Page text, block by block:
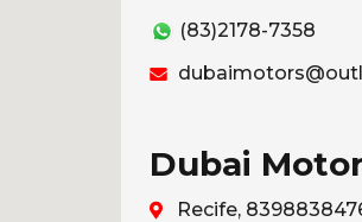
(83)2178-7358
Dubai
Recife,